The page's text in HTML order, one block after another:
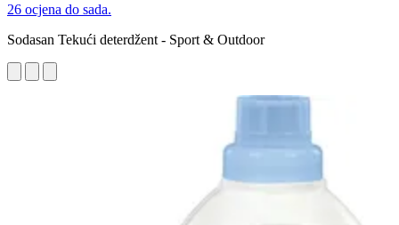
26 ocjena do sada.
Sodasan Tekući deterdžent - Sport & Outdoor